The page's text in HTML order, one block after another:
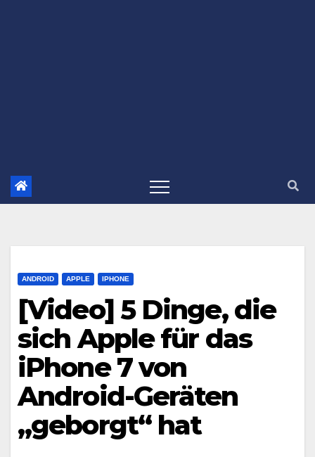
ANDROID APPLE IPHONE
[Video] 5 Dinge, die
sich Apple für das
iPhone 7 von
Android-Geräten
„geborgt“ hat